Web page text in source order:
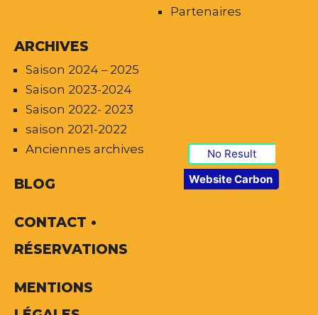
Partenaires
ARCHIVES
Saison 2024 – 2025
Saison 2023-2024
Saison 2022- 2023
saison 2021-2022
Anciennes archives
BLOG
CONTACT •
RÉSERVATIONS
MENTIONS
No Result
Website Carbon